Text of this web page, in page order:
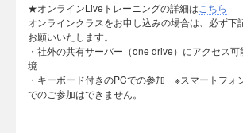
★オンラインLiveトレーニングの詳細は こちら
オンラインクラスをお申し込みの場合は、必ず下
お願いいたします。
・社外の共有サーバー（one drive）にアクセス
境
・キーボード付きのPCでの参加 ※スマートフォ
でのご参加はできません。